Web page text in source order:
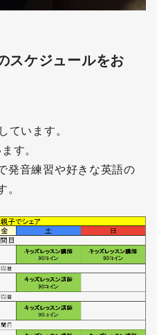
スケジュールをお
ています。
す。
発音練習や好きな英語の